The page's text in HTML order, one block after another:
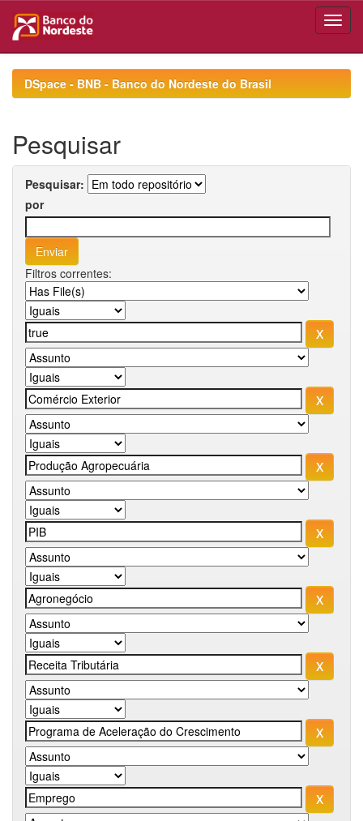
navigationDSpace - BNB - Banco do Nordeste do Brasil
Pesquisar
Pesquisar:
por
Filtros correntes: